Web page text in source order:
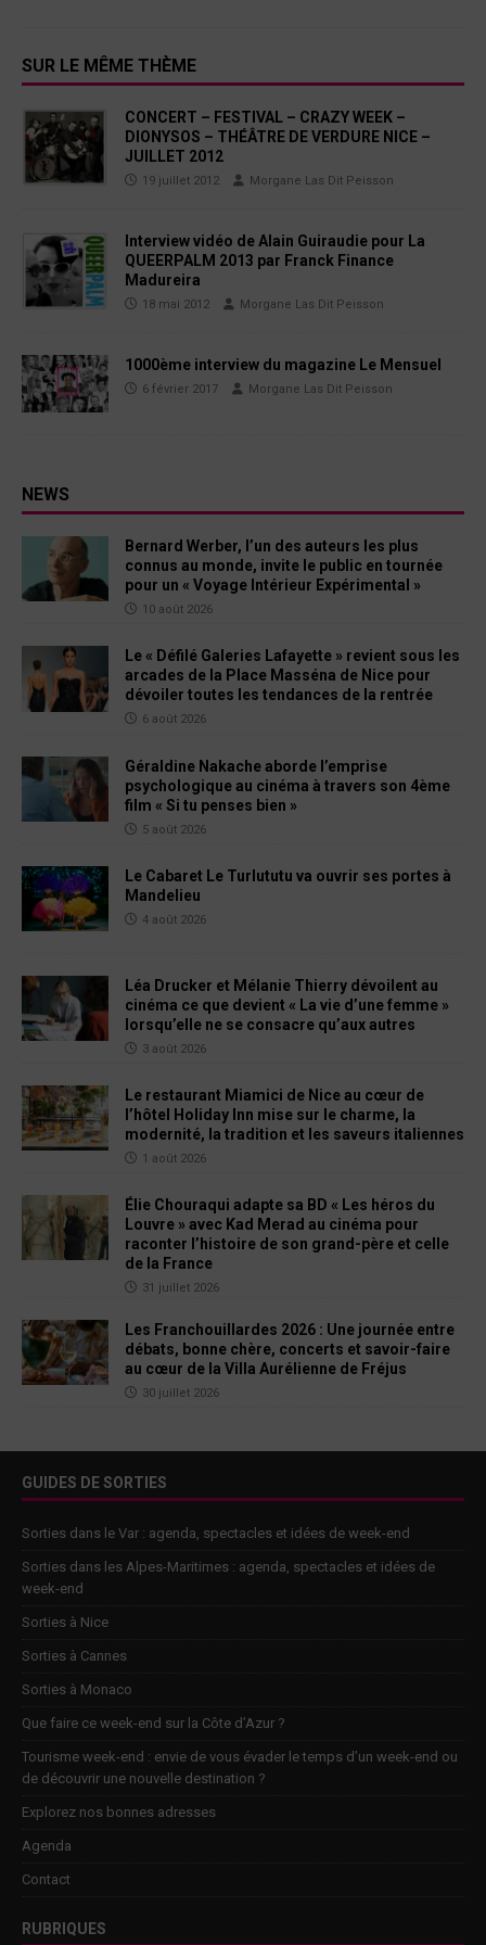
SUR LE MÊME THÈME
CONCERT – FESTIVAL – CRAZY WEEK –
DIONYSOS – THÉÂTRE DE VERDURE NICE –
JUILLET 2012
19 juillet 2012 Morgane Las Dit Peisson
Interview vidéo de Alain Guiraudie pour La
QUEERPALM 2013 par Franck Finance
Madureira
18 mai 2012 Morgane Las Dit Peisson
1000ème interview du magazine Le Mensuel
6 février 2017 Morgane Las Dit Peisson
NEWS
Bernard Werber, l’un des auteurs les plus
connus au monde, invite le public en tournée
pour un « Voyage Intérieur Expérimental »
10 août 2026
Le « Défilé Galeries Lafayette » revient sous les
arcades de la Place Masséna de Nice pour
dévoiler toutes les tendances de la rentrée
6 août 2026
Géraldine Nakache aborde l’emprise
psychologique au cinéma à travers son 4ème
film « Si tu penses bien »
5 août 2026
Le Cabaret Le Turlututu va ouvrir ses portes à
Mandelieu
4 août 2026
Léa Drucker et Mélanie Thierry dévoilent au
cinéma ce que devient « La vie d’une femme »
lorsqu’elle ne se consacre qu’aux autres
3 août 2026
Le restaurant Miamici de Nice au cœur de
l’hôtel Holiday Inn mise sur le charme, la
modernité, la tradition et les saveurs italiennes
1 août 2026
Élie Chouraqui adapte sa BD « Les héros du
Louvre » avec Kad Merad au cinéma pour
raconter l’histoire de son grand-père et celle
de la France
31 juillet 2026
Les Franchouillardes 2026 : Une journée entre
débats, bonne chère, concerts et savoir-faire
au cœur de la Villa Aurélienne de Fréjus
30 juillet 2026
GUIDES DE SORTIES
Sorties dans le Var : agenda, spectacles et idées de week-end
Sorties dans les Alpes-Maritimes : agenda, spectacles et idées de
week-end
Sorties à Nice
Sorties à Cannes
Sorties à Monaco
Que faire ce week-end sur la Côte d’Azur ?
Tourisme week-end : envie de vous évader le temps d’un week-end ou
de découvrir une nouvelle destination ?
Explorez nos bonnes adresses
Agenda
Contact
RUBRIQUES